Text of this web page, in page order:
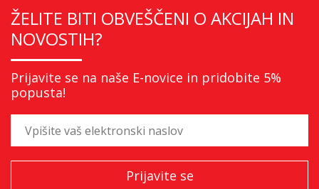
ŽELITE BITI OBVEŠČENI O AKCIJAH IN
NOVOSTIH?
Prijavite se na naše E-novice in pridobite 5%
popusta!